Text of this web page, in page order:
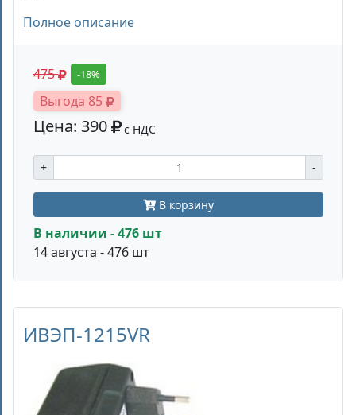
Полное описание
475 -18%
Выгода 85
Цена: 390 с НДС
+ -
В корзину
В наличии - 476 шт
14 августа - 476 шт
ИВЭП-1215VR